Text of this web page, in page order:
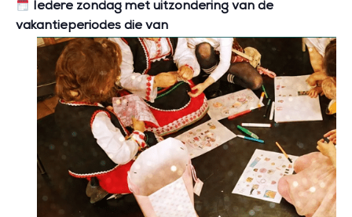
Iedere zondag met uitzondering van de
vakantieperiodes die van